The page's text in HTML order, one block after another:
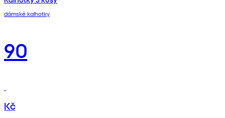
dámské kalhotky
90
Kč